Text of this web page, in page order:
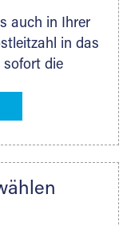
auch in Ihrer
in das
sofort die
An zahlreichen
noch
alles